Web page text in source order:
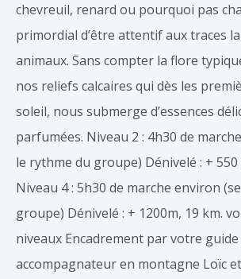
chevreuil, renard ou pourquoi pas
primordial d’être attentif aux traces
animaux. Sans compter la flore
nos reliefs calcaires qui dès les
soleil, nous submerge d’essences
parfumées. Niveau 2 : 4h30 de
le rythme du groupe) Dénivelé : + 550
Niveau 4 : 5h30 de marche environ
groupe) Dénivelé : + 1200m, 19 km.
niveaux Encadrement par votre guide
accompagnateur en montagne Loïc